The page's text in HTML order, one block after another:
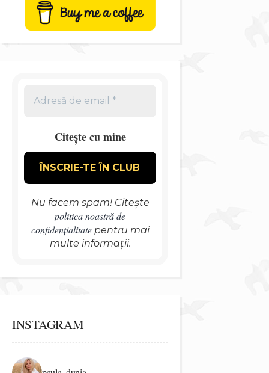
Citește cu mine
Nu facem spam! Citește
politica noastră de
confidențialitatepentru mai
multe informații.
INSTAGRAM